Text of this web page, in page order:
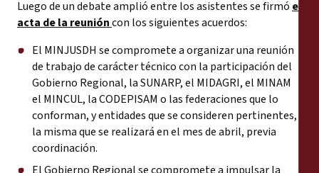
Luego de un debate amplió entre los asistentes se firmó el
acta de la reunióncon los siguientes acuerdos:
El MINJUSDH se compromete a organizar una reunión
de trabajo de carácter técnico con la participación del
Gobierno Regional, la SUNARP, el MIDAGRI, el MINAM
el MINCUL, la CODEPISAM o las federaciones que lo
conforman, y entidades que se consideren pertinentes,
la misma que se realizará en el mes de abril, previa
coordinación.